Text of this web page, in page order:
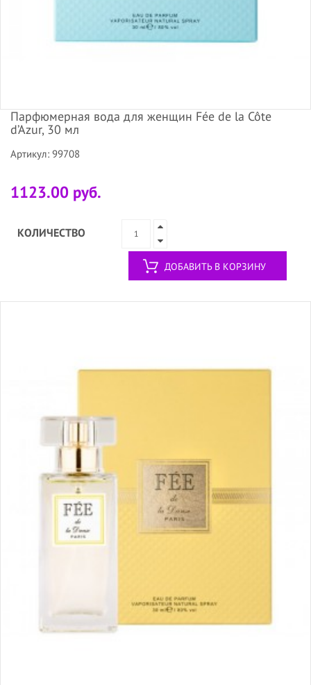
Парфюмерная вода для женщин Fée de la Côte
d’Azur, 30 мл
Артикул: 99708
1123.00 руб.
КОЛИЧЕСТВО
ДОБАВИТЬ В КОРЗИНУ